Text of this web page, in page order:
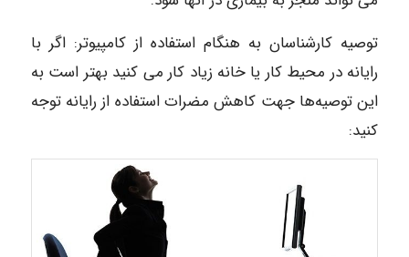
توصیه کارشناسان به هنگام استفاده از کامپیوتر: اگر با
رایانه در محیط کار یا خانه زیاد کار می کنید بهتر است به
این توصیه‌ها جهت کاهش مضرات استفاده از رایانه توجه
کنید: